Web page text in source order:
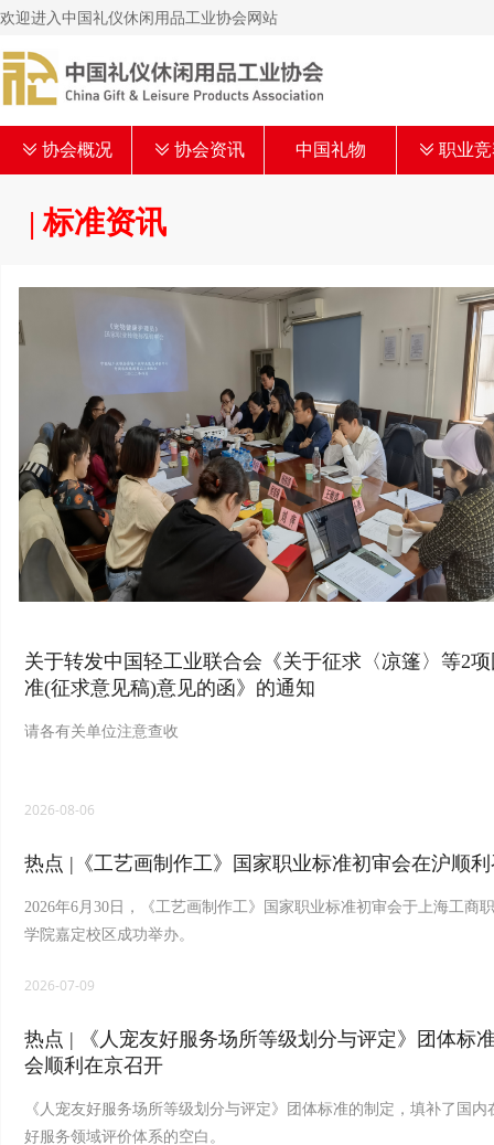
欢迎进入中国礼仪休闲用品工业协会网站
ꅂ 协会概况 ꅂ 协会资讯 中国礼物 ꅂ 职业
关于转发中国轻工业联合会《关于征求〈凉篷〉等2
准(征求意见稿)意见的函》的通知
请各有关单位注意查收
2026-08-06
热点 |《工艺画制作工》国家职业标准初审会在沪顺
2026年6月30日，《工艺画制作工》国家职业标准初审会于上海工商
学院嘉定校区成功举办。
2026-07-09
热点 | 《人宠友好服务场所等级划分与评定》团体标
会顺利在京召开
《人宠友好服务场所等级划分与评定》团体标准的制定，填补了国内
好服务领域评价体系的空白。
| 标准资讯